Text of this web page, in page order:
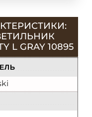
L GRAY 10895